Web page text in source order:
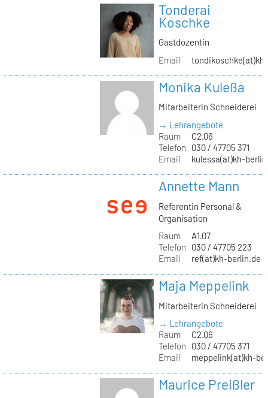
Tonderai
Koschke
Gastdozentin
Email
Monika Kuleßa
Mitarbeiterin Schneiderei
→ Lehrangebote
Raum
C2.06
Telefon
030 / 47705 371
Email
kulessa(at)kh-
Annette Mann
Referentin Personal &
Organisation
Raum
A1.07
Telefon
030 / 47705 223
Email
ref(at)kh-berlin.de
Maja Meppelink
Mitarbeiterin Schneiderei
→ Lehrangebote
Raum
C2.06
Telefon
030 / 47705 371
Email
meppelink(at)kh-
Maurice Preißler